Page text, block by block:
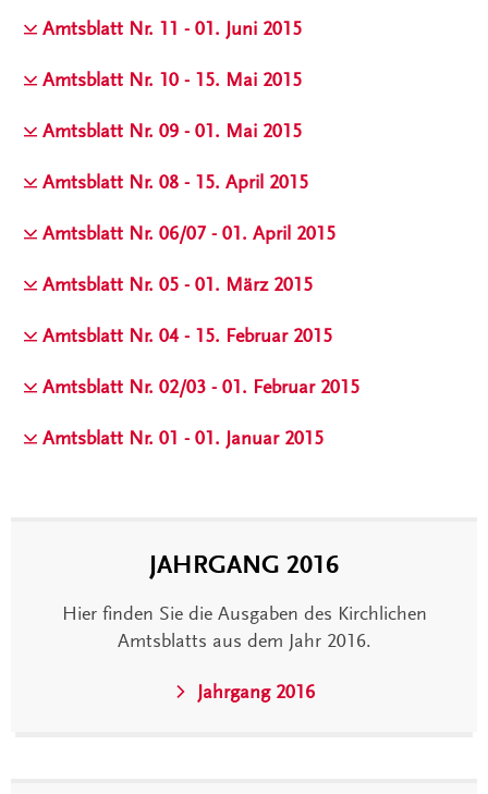
Amtsblatt Nr. 11 - 01. Juni 2015
Amtsblatt Nr. 10 - 15. Mai 2015
Amtsblatt Nr. 09 - 01. Mai 2015
Amtsblatt Nr. 08 - 15. April 2015
Amtsblatt Nr. 06/07 - 01. April 2015
Amtsblatt Nr. 05 - 01. März 2015
Amtsblatt Nr. 04 - 15. Februar 2015
Amtsblatt Nr. 02/03 - 01. Februar 2015
Amtsblatt Nr. 01 - 01. Januar 2015
JAHRGANG 2016
Hier finden Sie die Ausgaben des Kirchlichen
Amtsblatts aus dem Jahr 2016.
Jahrgang 2016